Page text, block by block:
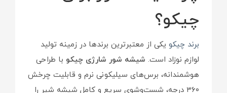
چیکو؟
برند چیکو یکی از معتبرترین برندها در زمینه تولید
لوازم نوزاد است. شیشه شور شارژی چیکو با طراحی
هوشمندانه، برس‌های سیلیکونی نرم و قابلیت چرخش
۳۶۰ درجه، شست‌وشوی سریع و کامل شیشه شیر را